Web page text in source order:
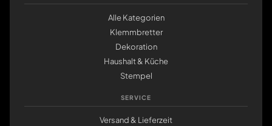
Alle Kategorien
Klemmbretter
Dekoration
Haushalt & Küche
Stempel
SERVICE
Versand & Lieferzeit